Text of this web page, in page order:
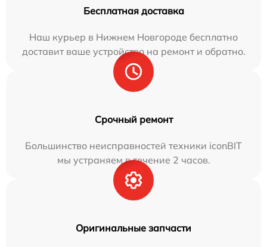
Бесплатная доставка
Наш курьер в Нижнем Новгороде бесплатно
доставит ваше устройство на ремонт и обратно.
Срочный ремонт
Большинство неисправностей техники iconBIT
мы устраняем в течение 2 часов.
Оригинальные запчасти